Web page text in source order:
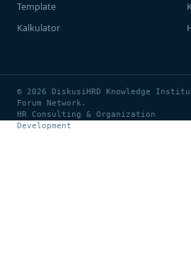
Template
Kalkulator
© 2026 DiskusiHRD Knowledge
Forum Network.
HR Consulting & Organization
Development